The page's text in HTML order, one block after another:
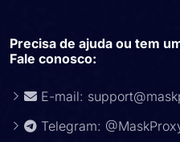
Precisa de ajuda ou tem
Fale conosco:
E-mail:
Telegram: